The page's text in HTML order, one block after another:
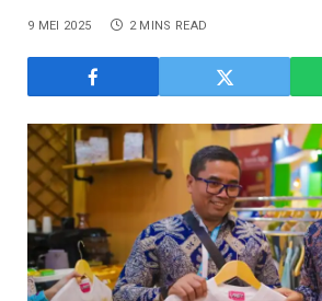
9 MEI 2025 2 MINS READ